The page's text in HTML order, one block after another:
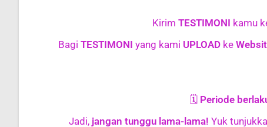
KirimTESTIMONI kamu
Bagi TESTIMONI yang kami UPLOADke
🗓️ Periode
Jadi, jangan tunggu lama-lama! Yuk